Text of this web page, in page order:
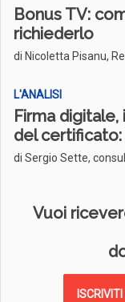
Bonus TV:
richiederlo
di Nicoletta Pisanu,
L'ANALISI
Firma
del
di Sergio Sette,
Vuoi